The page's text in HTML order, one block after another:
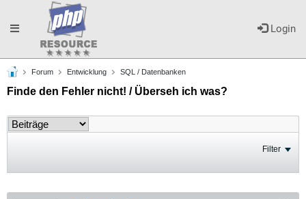
Login
Toggle
navigation
Forum Entwicklung SQL / Datenbanken
Finde den Fehler nicht! / Überseh ich was?
Filter